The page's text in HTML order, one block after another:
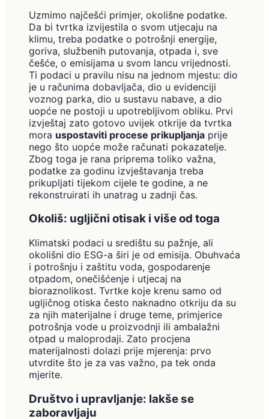
Uzmimo najčešći primjer, okolišne podatke.
Da bi tvrtka izvijestila o svom utjecaju na
klimu, treba podatke o potrošnji energije,
goriva, službenih putovanja, otpada i, sve
češće, o emisijama u svom lancu vrijednosti.
Ti podaci u pravilu nisu na jednom mjestu: dio
je u računima dobavljača, dio u evidenciji
voznog parka, dio u sustavu nabave, a dio
uopće ne postoji u upotrebljivom obliku. Prvi
izvještaj zato gotovo uvijek otkrije da tvrtka
mora uspostaviti procese prikupljanja prije
nego što uopće može računati pokazatelje.
Zbog toga je rana priprema toliko važna,
podatke za godinu izvještavanja treba
prikupljati tijekom cijele te godine, a ne
rekonstruirati ih unatrag u zadnji čas.
Okoliš: ugljični otisak i više od toga
Klimatski podaci u središtu su pažnje, ali
okolišni dio ESG-a širi je od emisija. Obuhvaća
i potrošnju i zaštitu voda, gospodarenje
otpadom, onečišćenje i utjecaj na
bioraznolikost. Tvrtke koje krenu samo od
ugljičnog otiska često naknadno otkriju da su
za njih materijalne i druge teme, primjerice
potrošnja vode u proizvodnji ili ambalažni
otpad u maloprodaji. Zato procjena
materijalnosti dolazi prije mjerenja: prvo
utvrdite što je za vas važno, pa tek onda
mjerite.
Društvo i upravljanje: lakše se
zaboravljaju